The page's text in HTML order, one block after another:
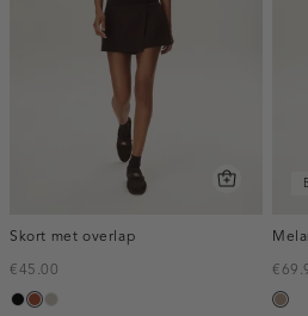
Skort met overlap
€45.00
zwart
bruintaupe,